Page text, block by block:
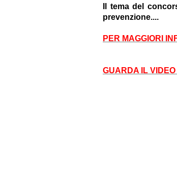
Il tema del
prevenzione....
PER MAGGIORI
GUARDA IL